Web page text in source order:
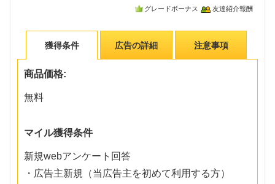
グレードボーナス 友達紹介報酬
獲得条件 広告の詳細 注意事項
商品価格:
無料
マイル獲得条件
新規webアンケート回答
・広告主新規（当広告主を初めて利用する方）